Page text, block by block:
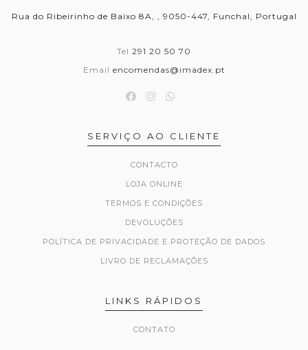
Rua do Ribeirinho de Baixo 8A, , 9050-447, Funchal, Portugal
Tel 291 20 50 70
Email encomendas@imadex.pt
SERVIÇO AO CLIENTE
CONTACTO
LOJA ONLINE
TERMOS E CONDIÇÕES
DEVOLUÇÕES
POLÍTICA DE PRIVACIDADE E PROTEÇÃO DE DADOS
LIVRO DE RECLAMAÇÕES
LINKS RÁPIDOS
CONTATO